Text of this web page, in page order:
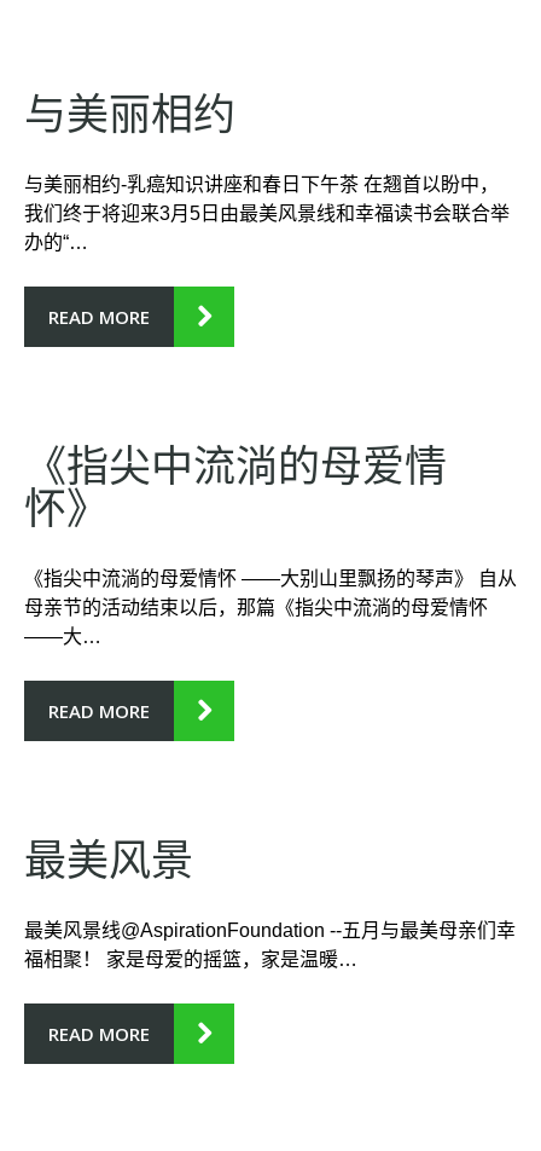
HL
Y
AR
CH
IVE
S:
与美丽相约
与美丽相约-乳癌知识讲座和春日下午茶 在翘首以盼中，
我们终于将迎来3月5日由最美风景线和幸福读书会联合举
办的“…
READ MORE
《指尖中流淌的母爱情
怀》
《指尖中流淌的母爱情怀 ——大别山里飘扬的琴声》 自从
母亲节的活动结束以后，那篇《指尖中流淌的母爱情怀
——大…
READ MORE
最美风景
最美风景线@AspirationFoundation --五月与最美母亲们幸
福相聚！ 家是母爱的摇篮，家是温暖…
READ MORE